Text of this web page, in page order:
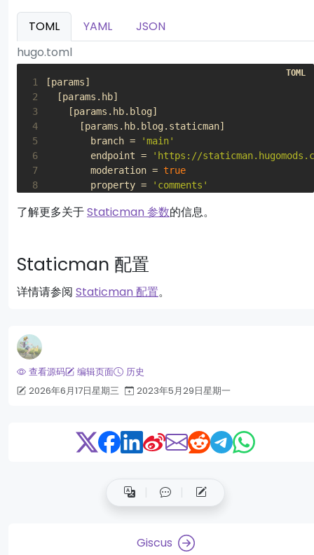
TOML YAML
JSON
hugo.toml
1 [params]
2
[params . hb]
3
[params . hb. blog]
4
[params . hb. blog. staticman]
5
branch =
'main'
6
endpoint =
'https://
7
moderation = true
8
property =
'comments'
10
service = 'github'
了解更多关于Staticman 参数的信息。
Staticman 配置
详情请参阅 Staticman 配置。
查看源码 编辑页面
历史
2026年6月17日星期三
2023年5月29日星期一
Giscus